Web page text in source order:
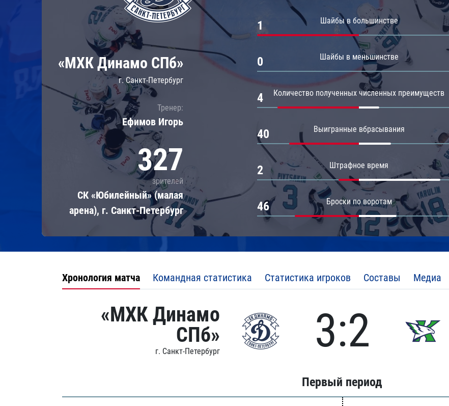
Локомотив
ЦСКА
Шанхайские Драконы Сибирь
«МХК Динамо СПб»
г. Санкт-Петербург
Тренер:
Ефимов Игорь
327
зрителей
СК «Юбилейный» (малая
арена), г. Санкт-Петербург
Шайбы в большинстве
1
Шайбы в меньшинстве
0
Количество полученных численных преимуществ
4
Выигранные вбрасывания
40
Штрафное время
2
Броски по воротам
46
Хронология матча Командная статистика Статистика игроков Составы Медиа
«МХК Динамо
СПб»
г. Санкт-Петербург 3:2
Первый период